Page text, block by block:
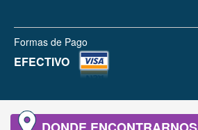
Formas de Pago
EFECTIVO